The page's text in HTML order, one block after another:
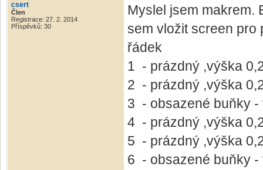
csert
Člen
Registrace: 27. 2. 2014
Příspěvků: 30
Myslel jsem makrem.
sem vložit screen pro
řádek
1 - prázdný ,výška
2 - prázdný ,výška
3 - obsazené buňky -
4 - prázdný ,výška
5 - prázdný ,výška
6 - obsazené buňky -